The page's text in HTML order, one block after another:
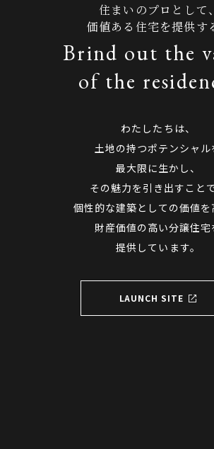
住まいのプロとして、
価値ある住宅を提供す
Brind out the
of the
わたしたちは、
土地の持つポテンシャル
最大限に生かし、
その魅力を引き出すことで
個性的な建築としての価値を
財産価値の高い分譲住宅
提供しています。
LAUNCH SITE